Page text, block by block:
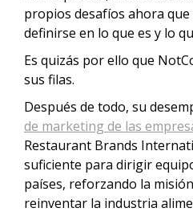
propios desafíos ahora que
definirse en lo que es y lo
Es quizás por ello que
sus filas.
Después de todo, su
de marketing de las
Restaurant Brands
suficiente para dirigir
países, reforzando la
reinventar la industria